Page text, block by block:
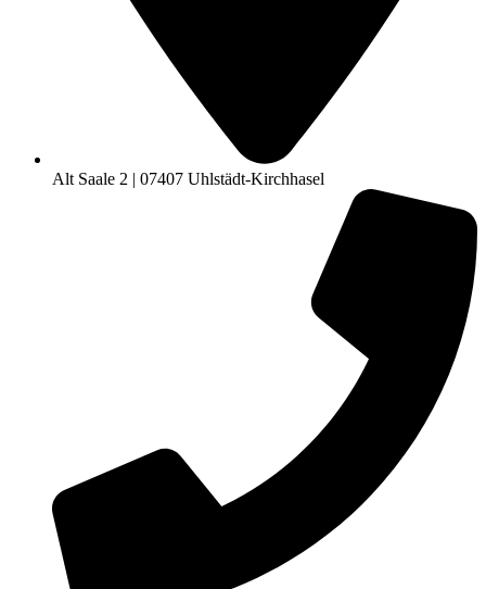
Alt Saale 2 | 07407 Uhlstädt-Kirchhasel